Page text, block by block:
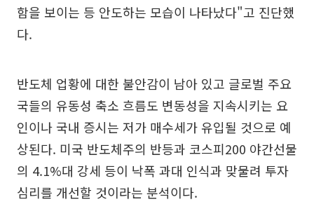
함을 보이는 등 안도하는 모습이 나타났다"고 진단했
다.
반도체 업황에 대한 불안감이 남아 있고 글로벌 주요
국들의 유동성 축소 흐름도 변동성을 지속시키는 요
인이나 국내 증시는 저가 매수세가 유입될 것으로 예
상된다. 미국 반도체주의 반등과 코스피200 야간선물
의 4.1%대 강세 등이 낙폭 과대 인식과 맞물려 투자
심리를 개선할 것이라는 분석이다.